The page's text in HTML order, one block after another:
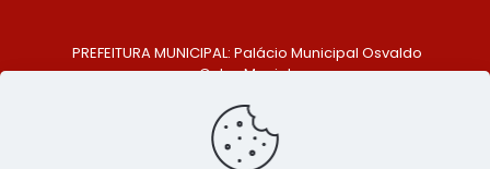
PREFEITURA MUNICIPAL: Palácio Municipal Osvaldo
Celso Maciel
Centro, São Bento do Una - PE. CEP: 553370-128
TELEFONE: (81) 99548-1569
E-MAIL: ouvidoria@saobentodouna.pe.gov.br